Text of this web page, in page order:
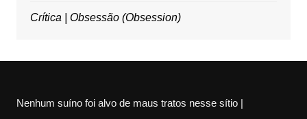
Crítica | Obsessão (Obsession)
Nenhum suíno foi alvo de maus tratos nesse sítio |